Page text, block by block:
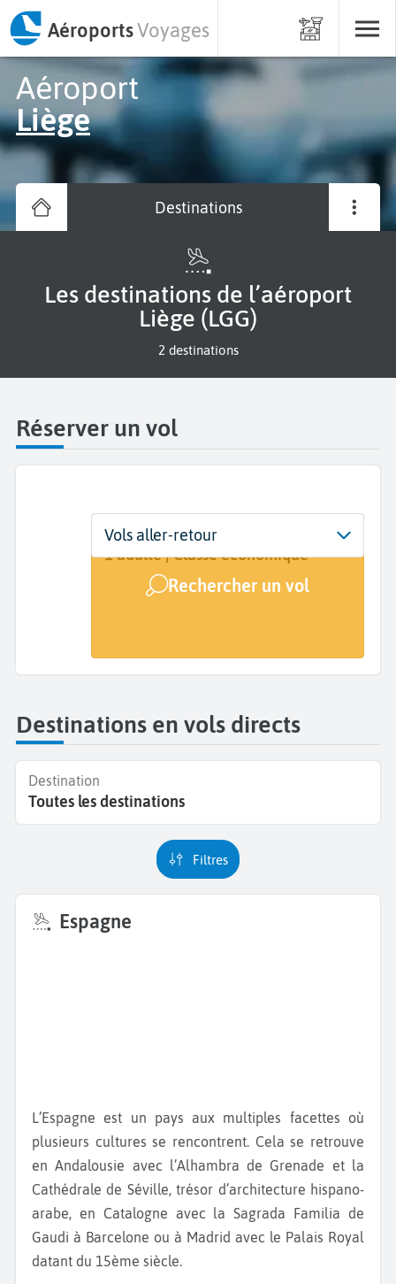
AéroportsVoyages
Aéroport
Liège
Destinations
Les destinations de l’aéroport
Liège (LGG)
2 destinations
Réserver un vol
Départ
Liège (LGG)
Dates
Dates de votre voyage
Voyageurs | Classe
1 adulte | Classe économique
Rechercher un vol
Vols aller-retour
Destinations en vols directs
Destination
Toutes les destinations
Filtres
Espagne
L’Espagne est un pays aux multiples facettes où
plusieurs cultures se rencontrent. Cela se retrouve
en Andalousie avec l’Alhambra de Grenade et la
Cathédrale de Séville, trésor d’architecture hispano-
arabe, en Catalogne avec la Sagrada Familia de
Gaudi à Barcelone ou à Madrid avec le Palais Royal
datant du 15ème siècle.